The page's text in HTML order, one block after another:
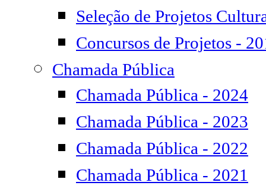
Seleção de Projetos
Concursos de Projetos -
Chamada Pública
Chamada Pública - 2024
Chamada Pública - 2023
Chamada Pública - 2022
Chamada Pública - 2021